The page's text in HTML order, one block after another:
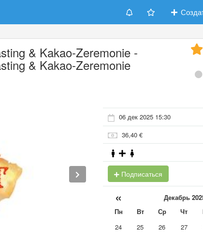
& Kakao-Zeremonie -
& Kakao-Zeremonie
06 дек 2025 15:30
36,40 €
Подписаться
« Декабрь
Пн Вт Ср Чт
24
25 26 27